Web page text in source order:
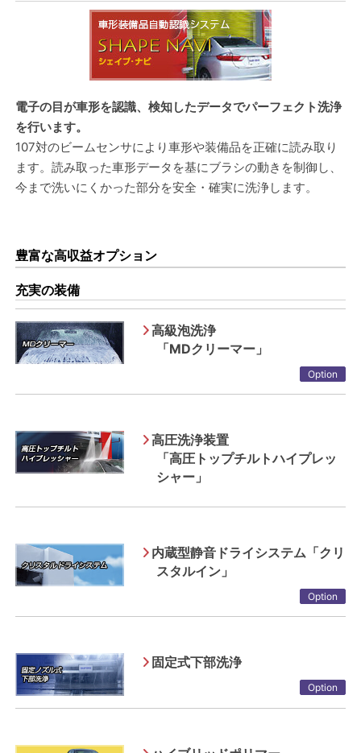
電子の目が車形を認識、検知したデータでパーフェクト洗浄
を行います。
107対のビームセンサにより車形や装備品を正確に読み取り
ます。読み取った車形データを基にブラシの動きを制御し、
今まで洗いにくかった部分を安全・確実に洗浄します。
豊富な高収益オプション
充実の装備
高級泡洗浄
「MDクリーマー」
Option
高圧洗浄装置
「高圧トップチルトハイプレッ
シャー」
内蔵型静音ドライシステム「クリ
スタルイン」
Option
固定式下部洗浄
Option